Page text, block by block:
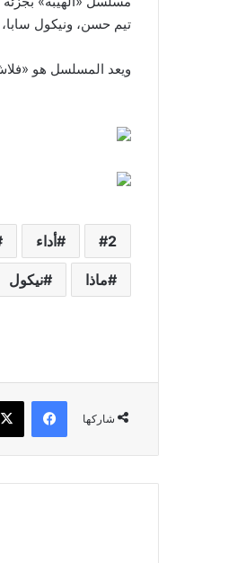
تيم حسن، ونيكول
ويعد المسلسل هو
2 أداء
ماذا نيكول
شاركها
فيسبوك